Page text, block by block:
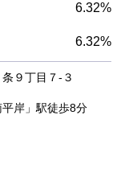
6.32%
6.32%
９丁目７-３
岸」駅徒歩8分